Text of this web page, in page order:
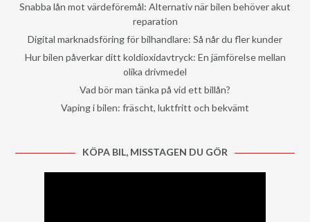
Snabba lån mot värdeföremål: Alternativ när bilen behöver akut
reparation
Digital marknadsföring för bilhandlare: Så når du fler kunder
Hur bilen påverkar ditt koldioxidavtryck: En jämförelse mellan
olika drivmedel
Vad bör man tänka på vid ett billån?
Vaping i bilen: fräscht, luktfritt och bekvämt
KÖPA BIL, MISSTAGEN DU GÖR